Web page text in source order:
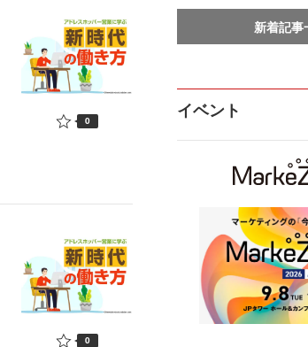
0
0
新着記事
イベント